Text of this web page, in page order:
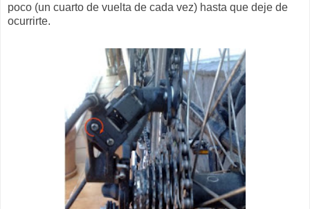
poco (un cuarto de vuelta de cada vez) hasta que deje de
ocurrirte.